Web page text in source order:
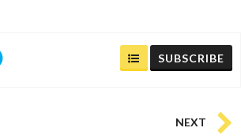
SUBSCRIBE
NEXT